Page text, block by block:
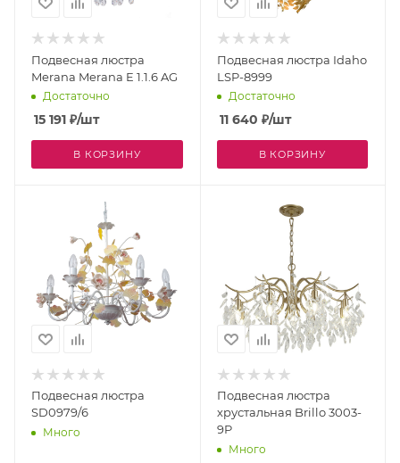
Подвесная люстра
Merana Merana E 1.1.6 AG
Достаточно
15 191 ₽/шт
В КОРЗИНУ
Подвесная люстра Idaho
LSP-8999
Достаточно
11 640 ₽/шт
В КОРЗИНУ
Подвесная люстра
SD0979/6
Много
Подвесная люстра
хрустальная Brillo 3003-
9P
Много